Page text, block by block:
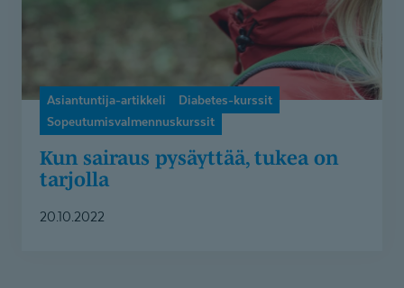
Asiantuntija-artikkeli
Diabetes-kurssit
Sopeutumisvalmennuskurssit
Kun sairaus pysäyttää, tukea on
tarjolla
20.10.2022